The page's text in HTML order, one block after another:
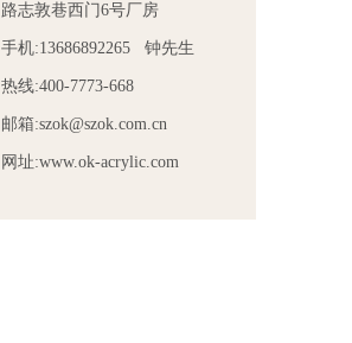
路志敦巷西门6号厂房
手机:13686892265 钟先生
热线:400-7773-668
邮箱:szok@szok.com.cn
网址:www.ok-acrylic.com